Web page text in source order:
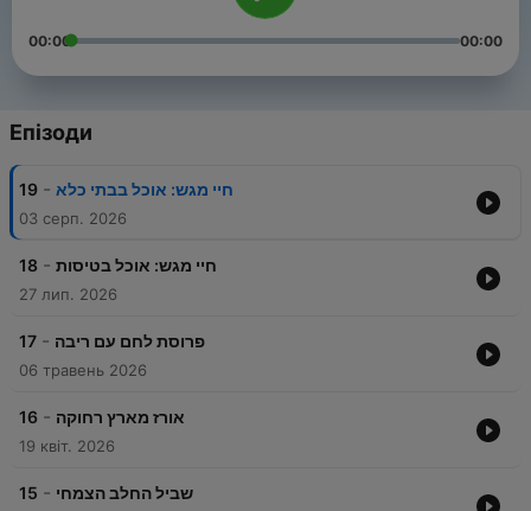
00:00 00:00
Епізоди
19 - חיי מגש: אוכל בבתי כלא
03 серп. 2026
18 - חיי מגש: אוכל בטיסות
27 лип. 2026
17 - פרוסת לחם עם ריבה
06 травень 2026
16 - אורז מארץ רחוקה
19 квіт. 2026
15 - שביל החלב הצמחי